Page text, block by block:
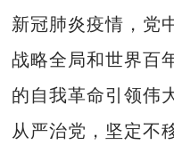
新冠肺炎疫情，党
战略全局和世界百
的自我革命引领伟
从严治党，坚定不